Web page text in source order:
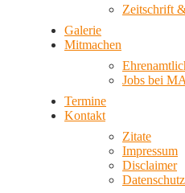
Zeitschrift
Galerie
Mitmachen
Jobs bei
Termine
Kontakt
Zitate
Impressum
Disclaimer